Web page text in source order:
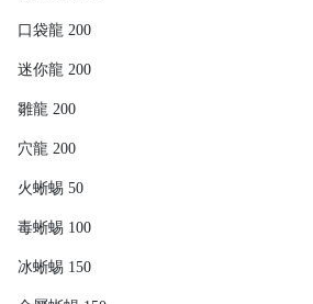
口袋龍 200
迷你龍 200
雛龍 200
穴龍 200
火蜥蜴 50
毒蜥蜴 100
冰蜥蜴 150